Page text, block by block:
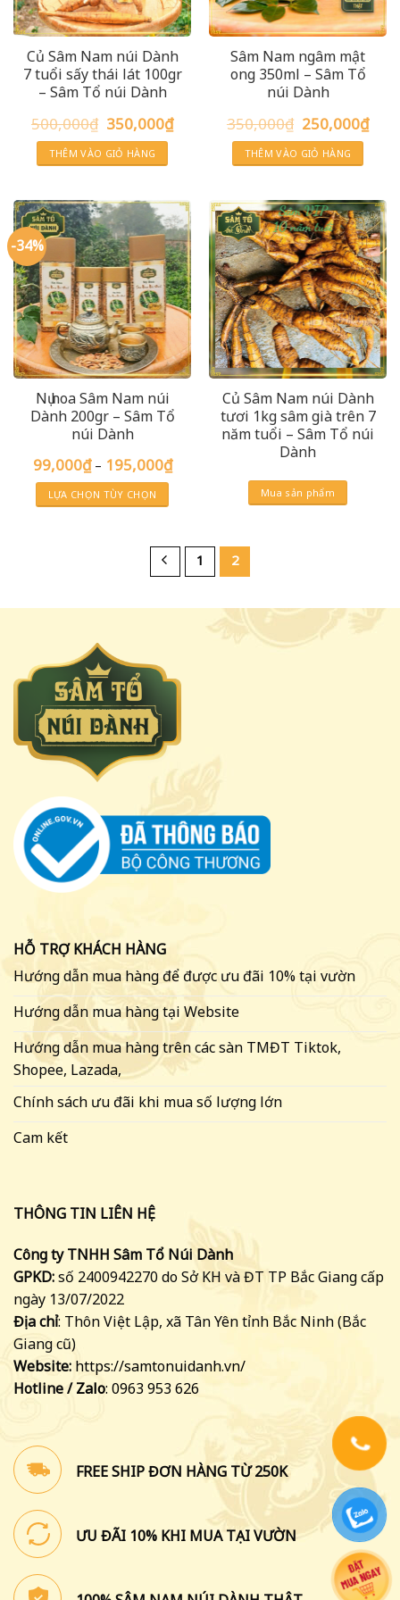
Củ Sâm Nam núi Dành
7 tuổi sấy thái lát 100gr
– Sâm Tổ núi Dành
500,000₫ Giá
gốc
là:
500,000₫.
350,000₫Giá
hiện
THÊM VÀO GIỎ HÀNG
Sâm Nam ngâm mật
ong 350ml – Sâm Tổ
núi Dành
350,000₫ Giá
gốc
là:
350,000₫.
250,000₫Giá
hiện
THÊM VÀO GIỎ HÀNG
-34%
Nụ hoa Sâm Nam núi
Dành 200gr – Sâm Tổ
núi Dành
99,000₫ – 195,000₫Khoảng
giá:
LỰA CHỌN TÙY CHỌN
biến
Các
tùy
chọn
có
thể
được
chọn
trên
sản
phẩm
Củ Sâm Nam núi Dành
tươi 1kg sâm già trên 7
năm tuổi – Sâm Tổ núi
Dành
Mua sản phẩm
1 2
HỖ TRỢ KHÁCH HÀNG
Hướng dẫn mua hàng để được ưu đãi 10% tại vườn
Hướng dẫn mua hàng tại Website
Hướng dẫn mua hàng trên các sàn TMĐT Tiktok,
Shopee, Lazada,
Chính sách ưu đãi khi mua số lượng lớn
Cam kết
THÔNG TIN LIÊN HỆ
Công ty TNHH Sâm Tổ Núi Dành
GPKD:số 2400942270 do Sở KH và ĐT TP Bắc Giang cấp
ngày 13/07/2022
Địa chỉ: Thôn Việt Lập, xã Tân Yên tỉnh Bắc Ninh (Bắc
Giang cũ)
Website: https://samtonuidanh.vn/
Hotline /Zalo: 0963 953 626
FREE SHIP ĐƠN HÀNG TỪ 250K
ƯU ĐÃI 10% KHI MUA TẠI VƯỜN